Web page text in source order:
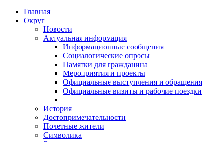
Главная
Округ
Новости
Актуальная информация
Информационные сообщения
Социалогические опросы
Памятки для гражданина
Мероприятия и проекты
Официальные выступления и обращения
Официальные визиты и рабочие поездки
История
Достопримечательности
Почетные жители
Символика